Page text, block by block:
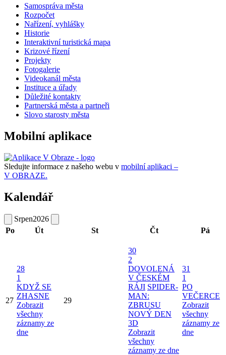
Samospráva města
Rozpočet
Nařízení, vyhlášky
Historie
Interaktivní turistická mapa
Krizové řízení
Projekty
Fotogalerie
Videokanál města
Instituce a úřady
Důležité kontakty
Partnerská města a partneři
Slovo starosty města
Mobilní aplikace
Sledujte informace z našeho webu v mobilní aplikaci –
V OBRAZE.
Kalendář
Srpen2026
Po
Út St Čt Pá
27
28
1
KDYŽ SE
ZHASNE
Zobrazit
všechny
záznamy ze
dne
29
30
2
DOVOLENÁ
V ČESKÉM
RÁJI SPIDER-
MAN:
ZBRUSU
NOVÝ DEN
3D
Zobrazit
všechny
záznamy ze dne
31
1
PO
VEČERCE
Zobrazit
všechny
záznamy ze
dne